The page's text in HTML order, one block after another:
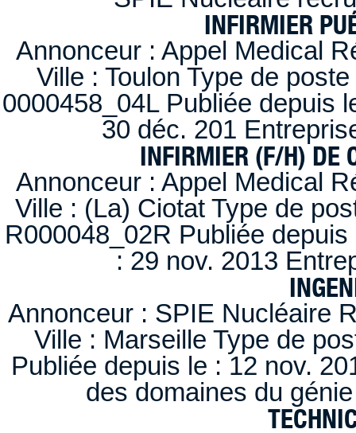
INFIRMIER
Annonceur : Appel Medical
Ville : Toulon Type de
0000458_04L Publiée depuis
30 déc. 201
INFIRMIER (F/H) DE
Annonceur : Appel Medical
Ville : (La) Ciotat Type de
R000048_02R Publiée
: 29 nov. 2013
Annonceur : SPIE Nucléaire
Ville : Marseille Type de
Publiée depuis le : 12 nov.
des domaines du